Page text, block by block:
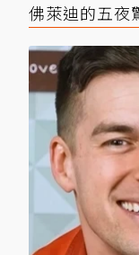
佛萊迪的五夜